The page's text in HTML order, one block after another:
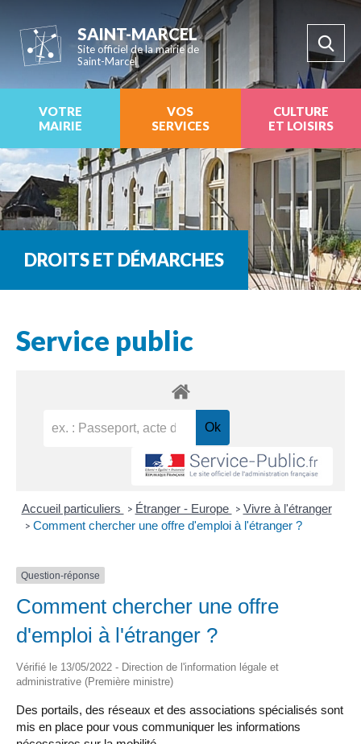
SAINT-MARCEL
Site officiel de la mairie de
Saint-Marcel
VOTRE
MAIRIE
VOS
SERVICES
CULTURE
ET LOISIRS
DROITS ET DÉMARCHES
Service public
Accueil particuliers > Étranger - Europe > Vivre à l'étranger
> Comment chercher une offre d'emploi à l'étranger ?
Question-réponse
Comment chercher une offre
d'emploi à l'étranger ?
Vérifié le 13/05/2022 - Direction de l'information légale et
administrative (Première ministre)
Des portails, des réseaux et des associations spécialisés sont
mis en place pour vous communiquer les informations